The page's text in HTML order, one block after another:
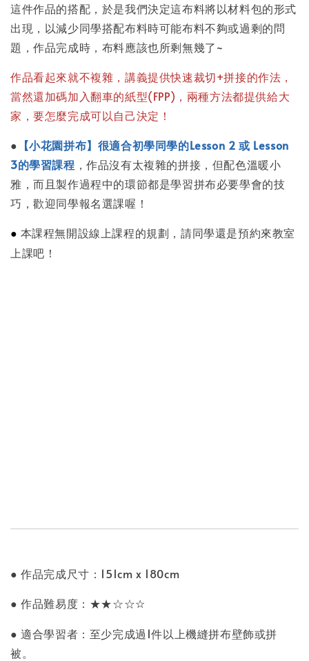
這件作品的搭配，於是我們決定這布料將以材料包的形式
出現，以減少同學搭配布料時可能布料不夠或過剩的問
題，作品完成時，布料應該也所剩無幾了~
作品看起來就不複雜，講義提供快速裁切+拼接的作法，
當然還加碼加入翻車的紙型(FPP)，兩種方法都提供給大
家，要怎麼完成可以自己決定！
● 【小花園拼布】很適合初學同學的Lesson 2 或 Lesson
3的學習課程 ，作品沒有太複雜的拼接，但配色溫暖小
雅，而且製作過程中的環節都是學習拼布必要學會的技
巧，歡迎同學報名選課喔！
● 本課程無開設線上課程的規劃，請同學還是預約來教室
上課吧！
● 作品完成尺寸：151cm x 180cm
● 作品難易度：★★☆☆☆
● 適合學習者：至少完成過1件以上機縫拼布壁飾或拼
被。